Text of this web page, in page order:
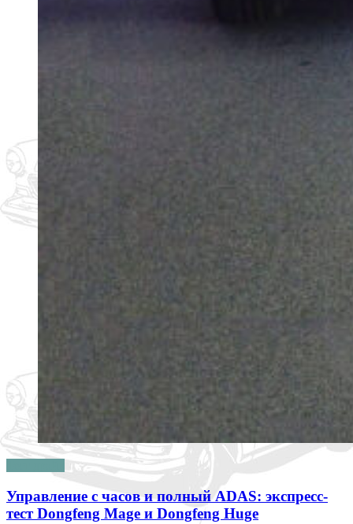
Управление с часов и полный ADAS: экспресс-
тест Dongfeng Mage и Dongfeng Huge